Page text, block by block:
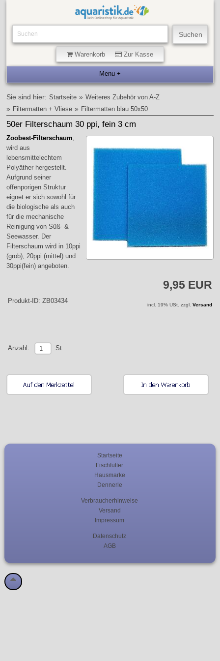
Warenkorb Zur Kasse
Sie sind hier: Startseite » Weiteres Zubehör von A-Z
» Filtermatten + Vliese » Filtermatten blau 50x50
50er Filterschaum 30 ppi, fein 3 cm
Zoobest-Filterschaum
wird aus
lebensmittelechtem
Polyäther hergestellt.
Aufgrund seiner
offenporigen Struktur
eignet er sich sowohl für
die biologische als auch
für die mechanische
Reinigung von Süß- &
Seewasser. Der
Filterschaum wird in 10ppi
(grob), 20ppi (mittel) und
30ppi(fein) angeboten.
9,95 EUR
Produkt-ID: ZB03434
incl. 19% USt. zzgl. Versand
Anzahl: St
Startseite
Fischfutter
Hausmarke
Dennerle
Verbraucherhinweise
Versand
Impressum
Datenschutz
AGB